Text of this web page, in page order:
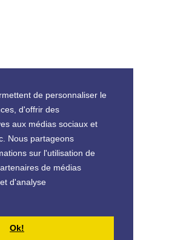
de personnaliser le
d'offrir des
aux médias sociaux et
Nous partageons
sur l'utilisation de
de médias
d'analyse
Ok!